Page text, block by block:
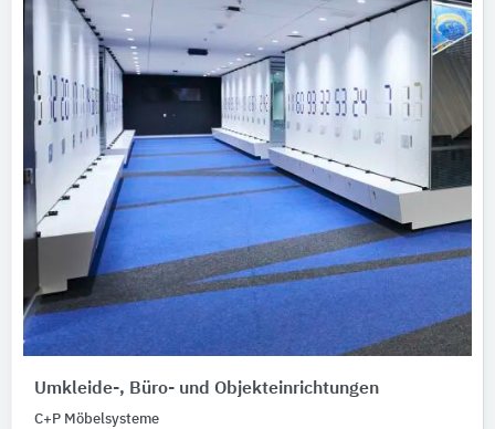
Umkleide-, Büro- und Objekteinrichtungen
C+P Möbelsysteme